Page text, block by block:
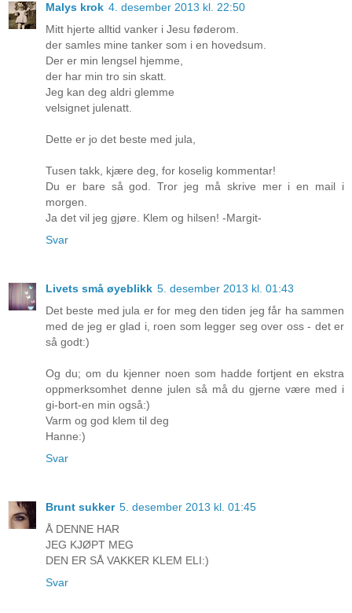
Malys krok 4. desember 2013 kl. 22:50
Mitt hjerte alltid vanker i Jesu føderom.
der samles mine tanker som i en hovedsum.
Der er min lengsel hjemme,
der har min tro sin skatt.
Jeg kan deg aldri glemme
velsignet julenatt.
Dette er jo det beste med jula,
Tusen takk, kjære deg, for koselig kommentar!
Du er bare så god. Tror jeg må skrive mer i en mail i
morgen.
Ja det vil jeg gjøre. Klem og hilsen! -Margit-
Svar
Livets små øyeblikk 5. desember 2013 kl. 01:43
Det beste med jula er for meg den tiden jeg får ha sammen
med de jeg er glad i, roen som legger seg over oss - det er
så godt:)
Og du; om du kjenner noen som hadde fortjent en ekstra
oppmerksomhet denne julen så må du gjerne være med i
gi-bort-en min også:)
Varm og god klem til deg
Hanne:)
Svar
Brunt sukker 5. desember 2013 kl. 01:45
Å DENNE HAR
JEG KJØPT MEG
DEN ER SÅ VAKKER KLEM ELI:)
Svar